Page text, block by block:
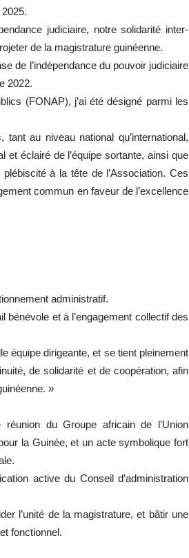
judiciaire, notre solidarité inter-
de la magistrature guinéenne.
de l’indépendance du pouvoir judiciaire
2022.
(FONAP), j’ai été désigné parmi les
au niveau national qu’international,
et éclairé de l’équipe sortante, ainsi que
à la tête de l’Association. Ces
commun en faveur de l’excellence
administratif.
et à l’engagement collectif des
équipe dirigeante, et se tient pleinement
de solidarité et de coopération, afin
»
du Groupe africain de l’Union
la Guinée, et un acte symbolique fort
active du Conseil d’administration
l’unité de la magistrature, et bâtir une
fonctionnel.